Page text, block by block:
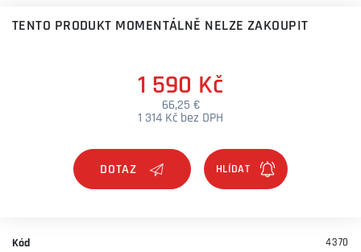
TENTO PRODUKT MOMENTÁLNĚ NELZE ZAKOUPIT
1 590 Kč
66,25 €
1 314 Kč bez DPH
DOTAZ
Kód 4370